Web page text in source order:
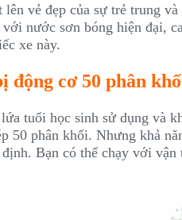
lên vẻ đẹp của sự trẻ trung
nước sơn bóng hiện đại,
xe này.
động cơ 50 phân
tuổi học sinh sử dụng và
50 phân khối. Nhưng khả
Bạn có thể chạy với